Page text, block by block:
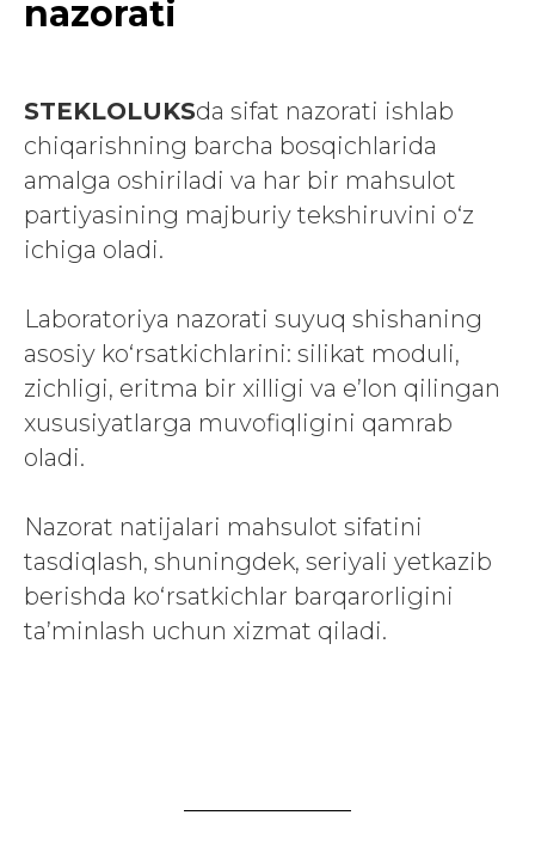
nazorati
STEKLOLUKSda sifat nazorati ishlab
chiqarishning barcha bosqichlarida
amalga oshiriladi va har bir mahsulot
partiyasining majburiy tekshiruvini o‘z
ichiga oladi.
Laboratoriya nazorati suyuq shishaning
asosiy ko‘rsatkichlarini: silikat moduli,
zichligi, eritma bir xilligi va e’lon qilingan
xususiyatlarga muvofiqligini qamrab
oladi.
Nazorat natijalari mahsulot sifatini
tasdiqlash, shuningdek, seriyali yetkazib
berishda ko‘rsatkichlar barqarorligini
ta’minlash uchun xizmat qiladi.